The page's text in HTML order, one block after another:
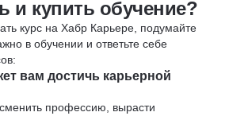
и купить обучение?
курс на Хабр Карьере, подумайте
в обучении и ответьте себе
вам достичь карьерной
профессию, вырасти